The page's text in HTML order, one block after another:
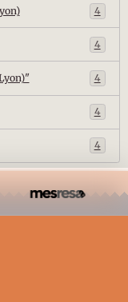
4
4
4
4
4